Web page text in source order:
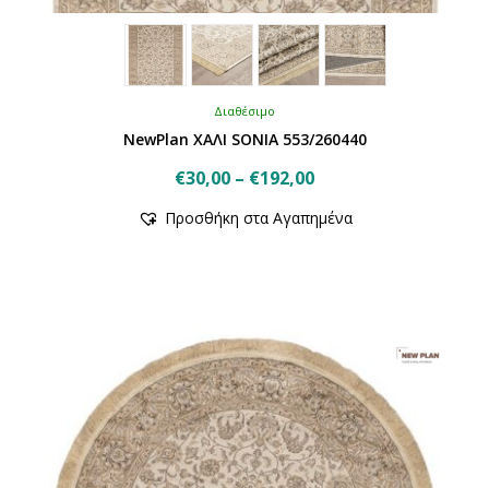
Διαθέσιμο
NewPlan ΧΑΛΙ SONIA 553/260440
€30,00 – €192,00Price
€30,00
το
Οι
επιλογές
μπορούν
να
επιλεγούν
στη
σελίδα
Προσθήκη στα Αγαπημένα